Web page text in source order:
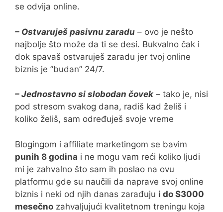
se odvija online.
– Ostvaruješ pasivnu zaradu – ovo je nešto
najbolje što može da ti se desi. Bukvalno čak i
dok spavaš ostvaruješ zaradu jer tvoj online
biznis je ”budan” 24/7.
– Jednostavno si slobodan čovek – tako je, nisi
pod stresom svakog dana, radiš kad želiš i
koliko želiš, sam određuješ svoje vreme
Blogingom i affiliate marketingom se bavim
punih 8 godina i ne mogu vam reći koliko ljudi
mi je zahvalno što sam ih poslao na ovu
platformu gde su naučili da naprave svoj online
biznis i neki od njih danas zarađuju i do $3000
mesečno zahvaljujući kvalitetnom treningu koja